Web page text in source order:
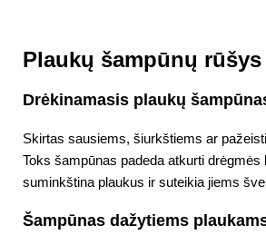
Plaukų šampūnų rūšys
Drėkinamasis plaukų
Skirtas sausiems, šiurkštiems ar
Toks šampūnas padeda atkurti drėgmės
suminkština plaukus ir suteikia jiems
Šampūnas dažytiems